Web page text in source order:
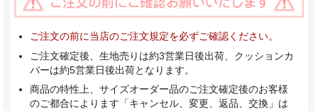
ご注文の前に当店のご注文規定を必ずご確認ください。
ご注文確定後、生地売りは約3営業日後出荷、クッションカ
バーは約5営業日後出荷となります。
商品の特性上、サイズオーダー品のご注文確定後のお客様
のご都合によります「キャンセル、変更、返品、交換」は